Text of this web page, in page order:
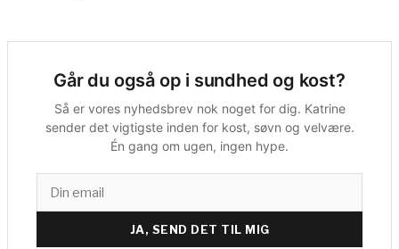
Går du også op i sundhed og kost?
Så er vores nyhedsbrev nok noget for dig. Katrine
sender det vigtigste inden for kost, søvn og velvære.
Én gang om ugen, ingen hype.
JA, SEND DET TIL MIG